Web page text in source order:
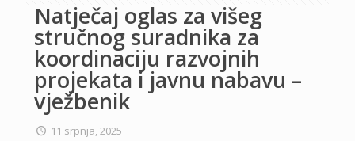
Natječaj oglas za višeg
stručnog suradnika za
koordinaciju razvojnih
projekata i javnu nabavu –
vježbenik
11 srpnja, 2025